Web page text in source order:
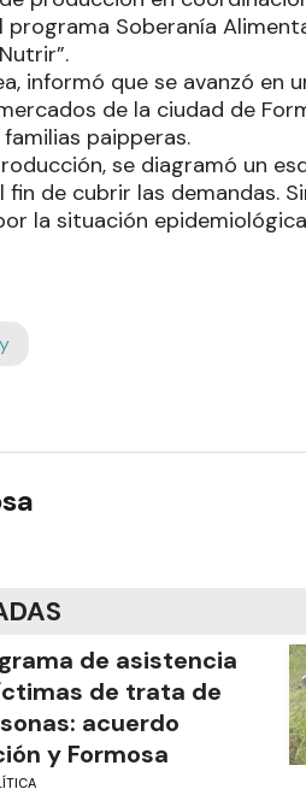
programa Soberanía
informó que se avanzó
de la ciudad de
paipperas.
se diagramó un
fin de cubrir las demandas.
la situación
de asistencia
de trata de
acuerdo
y Formosa